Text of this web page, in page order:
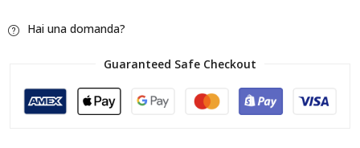
Hai una domanda?
Guaranteed Safe Checkout